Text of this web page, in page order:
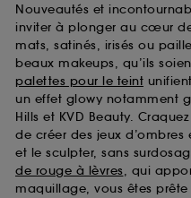
Nouveautés et
inviter à plonger au cœur
mats, satinés, irisés ou
beaux makeups, qu’ils
palettes pour le teint
un effet glowy notamment
Hills et KVD Beauty.
de créer des jeux
et le sculpter, sans
de rouge à lèvres, qui
maquillage, vous êtes